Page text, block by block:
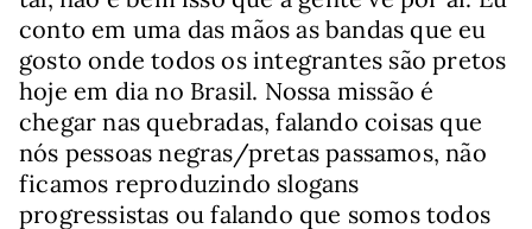
conto em uma das mãos as bandas que eu
gosto onde todos os integrantes são pretos
hoje em dia no Brasil. Nossa missão é
chegar nas quebradas, falando coisas que
nós pessoas negras/pretas passamos, não
ficamos reproduzindo slogans
progressistas ou falando que somos todos